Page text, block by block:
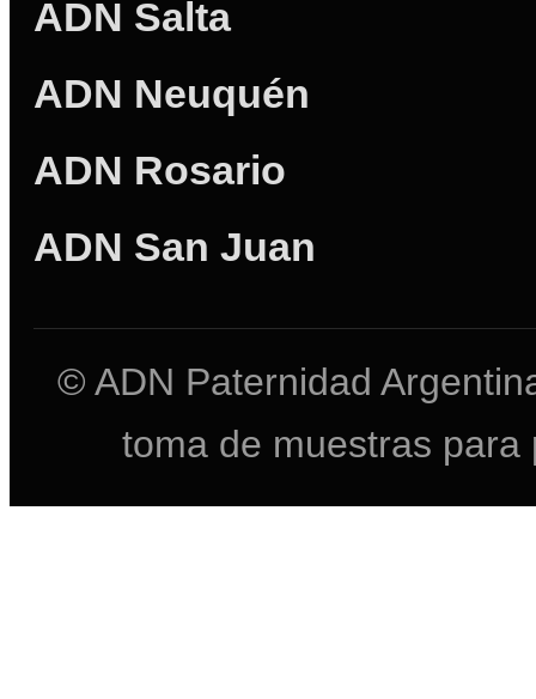
ADN Salta
ADN Neuquén
ADN Rosario
ADN San Juan
© ADN Paternidad
toma de muestras para